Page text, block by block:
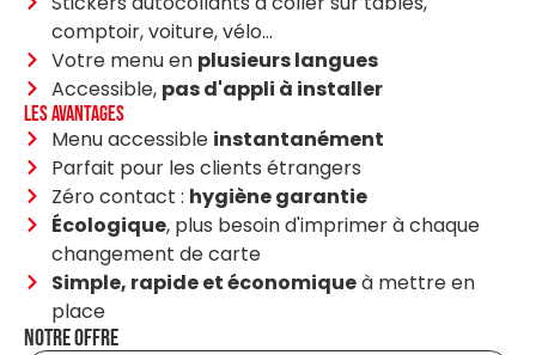
comptoir, voiture, vélo...
Votre menu en plusieurs langues
Accessible, pas d'appli à installer
Les avantages
Menu accessible instantanément
Parfait pour les clients étrangers
Zéro contact : hygiène garantie
Écologique, plus besoin d'imprimer à chaque
changement de carte
Simple, rapide et économiqueà mettre en
place
Notre offre